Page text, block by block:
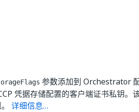
参数添加到 Orchestrator
凭据存储配置的客户端证书私钥。
详细信息…